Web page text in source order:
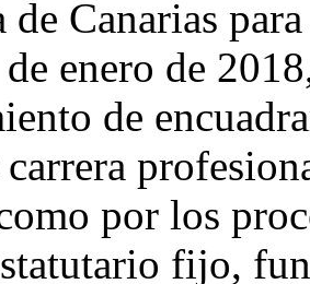
Canarias
enero de
de
por los
fijo,